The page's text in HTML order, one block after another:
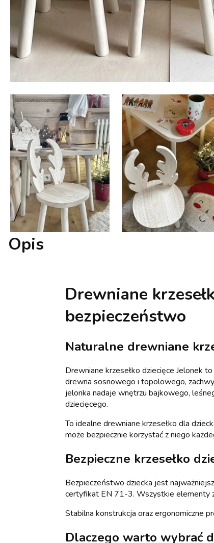
Opis
Drewniane
bezpieczeństwo
Naturalne drewniane
Drewniane krzesełko dziecięce Jelonek
drewna sosnowego i topolowego,
jelonka nadaje wnętrzu bajkowego,
dziecięcego.
To idealne drewniane krzesełko dla
może bezpiecznie korzystać z niego
Bezpieczne krzesełko
Bezpieczeństwo dziecka jest
certyfikat EN 71-3. Wszystkie elementy
Stabilna konstrukcja oraz ergonomiczne
Dlaczego warto wybrać